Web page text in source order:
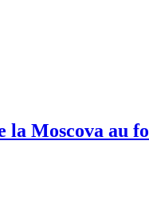
Moscova au